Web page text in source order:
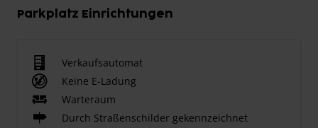
Parkplatz Einrichtungen
Verkaufsautomat
Keine E-Ladung
Warteraum
Durch Straßenschilder gekennzeichnet